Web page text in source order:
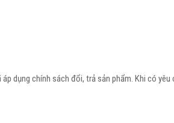
dụng chính sách đổi, trả sản phẩm. Khi có yêu